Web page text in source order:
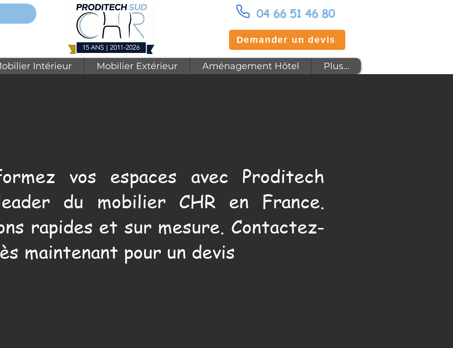
04 66 51 46 80
Demander un devis
Intérieur Mobilier Extérieur Aménagement Hôtel Plus...
vos espaces avec Proditech
du mobilier CHR en France.
rapides et sur mesure. Contactez-
maintenant pour un devis